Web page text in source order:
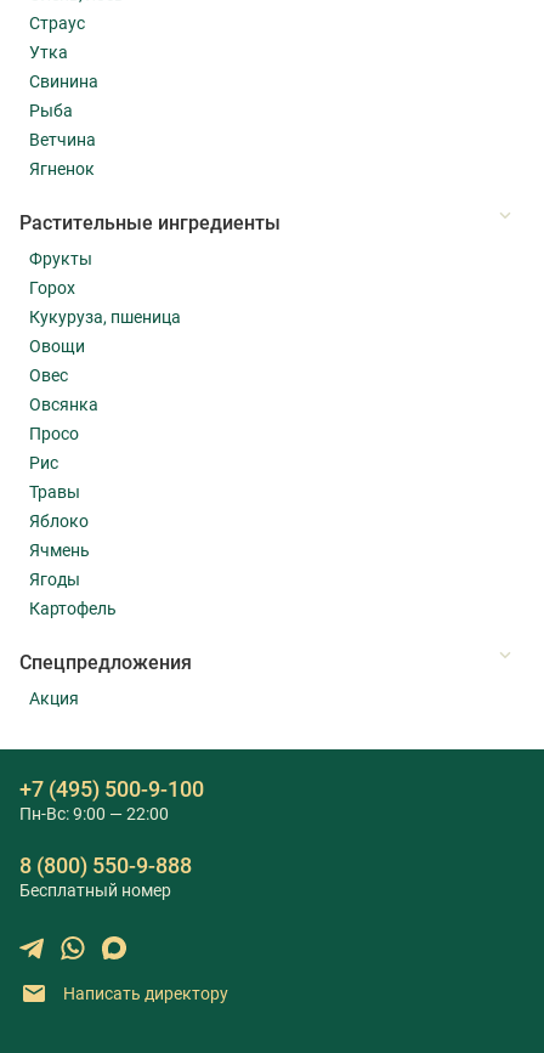
Страус
Утка
Свинина
Рыба
Ветчина
Ягненок
Растительные ингредиенты
Фрукты
Горох
Кукуруза, пшеница
Овощи
Овес
Овсянка
Просо
Рис
Травы
Яблоко
Ячмень
Ягоды
Картофель
Cпецпредложения
Акция
+7 (495) 500-9-100
Пн-Вс: 9:00 — 22:00
8 (800) 550-9-888
Бесплатный номер
Написать директору